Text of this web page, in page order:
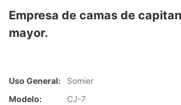
Empresa de camas de
mayor.
Uso General:
Somier
Modelo:
CJ-7